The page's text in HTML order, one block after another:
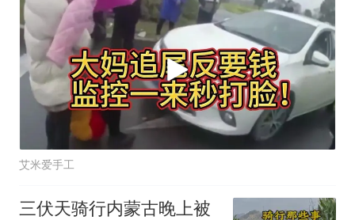
艾米爱手工
三伏天骑行内蒙古晚上被